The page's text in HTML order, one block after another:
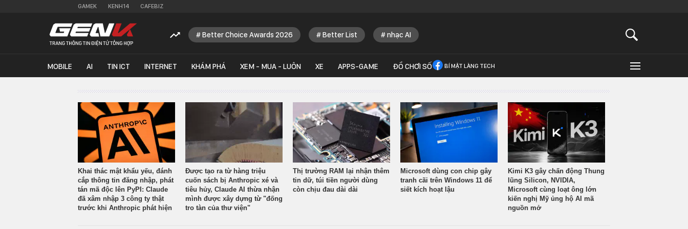
GAMEK KENH14 CAFEBIZ
Better Choice Awards 2026 Better List nhạc AI
MOBILE AI TIN ICT INTERNET KHÁM PHÁ XEM - MUA - LUÔN XE APPS-GAME ĐỒ CHƠI SỐ BÍ MẬT LÀNG TECH
Khai thác mật khẩu yếu, đánh
cắp thông tin đăng nhập, phát
tán mã độc lên PyPI: Claude
đã xâm nhập 3 công ty thật
trước khi Anthropic phát hiện
Được tạo ra từ hàng triệu
cuốn sách bị Anthropic xé và
tiêu hủy, Claude AI thừa nhận
mình được xây dựng từ "đống
tro tàn của thư viện"
Thị trường RAM lại nhận thêm
tin dữ, túi tiền người dùng
còn chịu đau dài dài
Microsoft dùng con chip gây
tranh cãi trên Windows 11 để
siết kích hoạt lậu
Kimi K3 gây chấn động Thung
lũng Silicon, NVIDIA,
Microsoft cùng loạt ông lớn
kiến nghị Mỹ ủng hộ AI mã
nguồn mở